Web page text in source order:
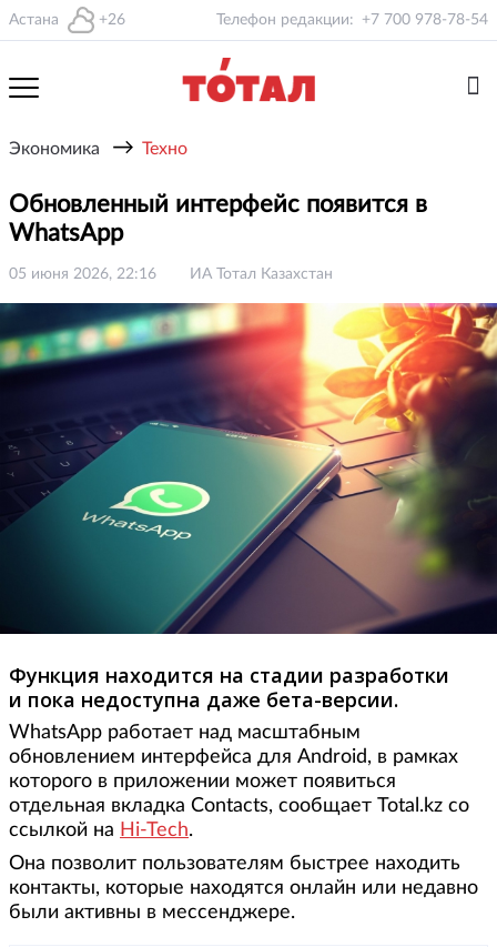
Астана +26 Телефон редакции: +7 700 978-78-54
Экономика → Техно
Обновленный интерфейс появится в
WhatsApp
05 июня 2026, 22:16 ИА Тотал Казахстан
Функция находится на стадии разработки
и пока недоступна даже бета-версии.
WhatsApp работает над масштабным
обновлением интерфейса для Android, в рамках
которого в приложении может появиться
отдельная вкладка Contacts, сообщает Total.kz со
ссылкой на Hi-Tech.
Она позволит пользователям быстрее находить
контакты, которые находятся онлайн или недавно
были активны в мессенджере.